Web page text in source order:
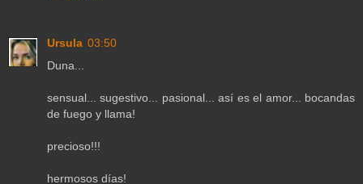
Ursula 03:50
Duna...
sensual... sugestivo... pasional... así es el amor... bocandas
de fuego y llama!
precioso!!!
hermosos días!